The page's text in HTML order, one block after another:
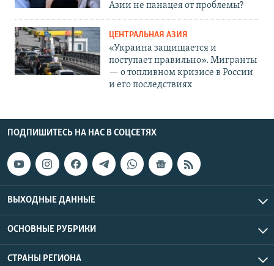
Азии не панацея от проблемы?
ЦЕНТРАЛЬНАЯ АЗИЯ
«Украина защищается и
поступает правильно». Мигранты
— о топливном кризисе в России
и его последствиях
ПОДПИШИТЕСЬ НА НАС В СОЦСЕТЯХ
ВЫХОДНЫЕ ДАННЫЕ
ОСНОВНЫЕ РУБРИКИ
СТРАНЫ РЕГИОНА